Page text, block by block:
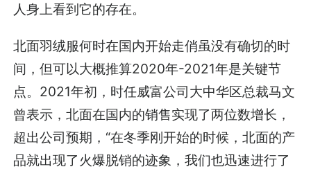
人身上看到它的存在。
北面羽绒服何时在国内开始走俏虽没有确切的时
间，但可以大概推算2020年-2021年是关键节
点。2021年初，时任威富公司大中华区总裁马文
曾表示，北面在国内的销售实现了两位数增长，
超出公司预期，“在冬季刚开始的时候，北面的产
品就出现了火爆脱销的迹象，我们也迅速进行了